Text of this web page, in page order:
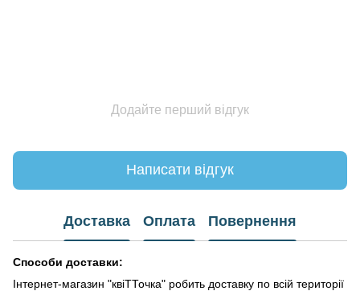
Додайте перший відгук
Написати відгук
Доставка Оплата Повернення
Способи доставки:
Інтернет-магазин "квіТТочка" робить доставку по всій території